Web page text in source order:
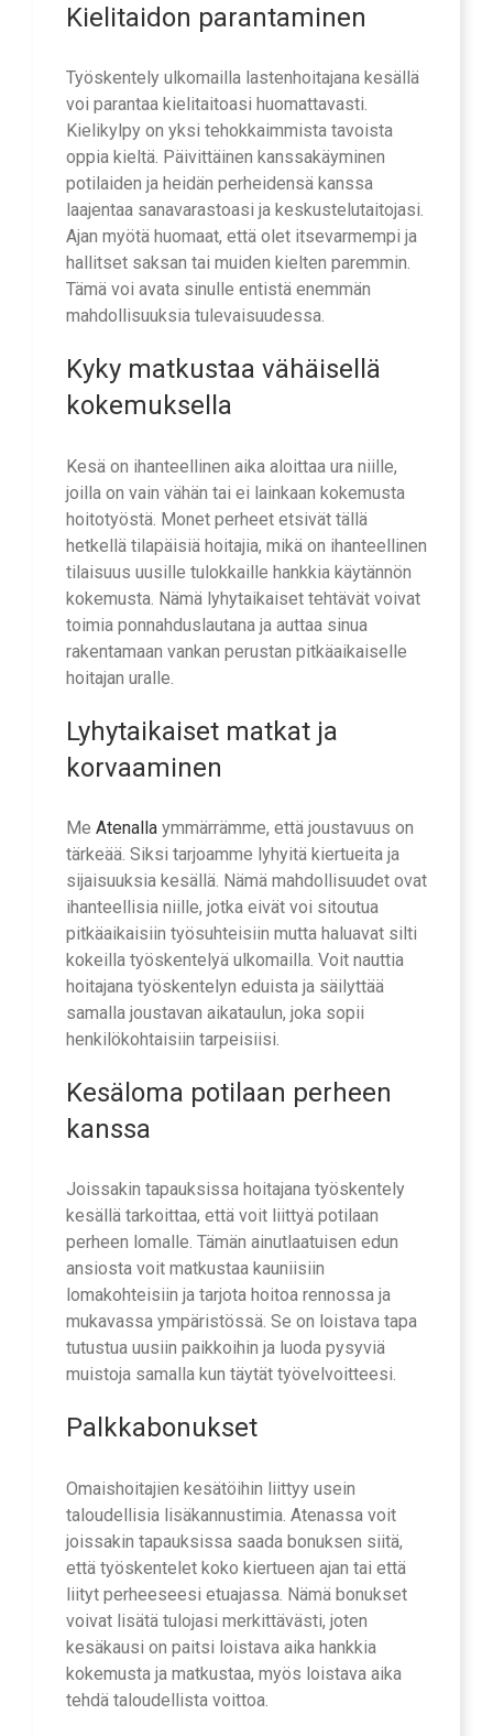
Kielitaidon parantaminen
Työskentely ulkomailla lastenhoitajana kesällä
voi parantaa kielitaitoasi huomattavasti.
Kielikylpy on yksi tehokkaimmista tavoista
oppia kieltä. Päivittäinen kanssakäyminen
potilaiden ja heidän perheidensä kanssa
laajentaa sanavarastoasi ja keskustelutaitojasi.
Ajan myötä huomaat, että olet itsevarmempi ja
hallitset saksan tai muiden kielten paremmin.
Tämä voi avata sinulle entistä enemmän
mahdollisuuksia tulevaisuudessa.
Kyky matkustaa vähäisellä
kokemuksella
Kesä on ihanteellinen aika aloittaa ura niille,
joilla on vain vähän tai ei lainkaan kokemusta
hoitotyöstä. Monet perheet etsivät tällä
hetkellä tilapäisiä hoitajia, mikä on ihanteellinen
tilaisuus uusille tulokkaille hankkia käytännön
kokemusta. Nämä lyhytaikaiset tehtävät voivat
toimia ponnahduslautana ja auttaa sinua
rakentamaan vankan perustan pitkäaikaiselle
hoitajan uralle.
Lyhytaikaiset matkat ja
korvaaminen
Me Atenalla ymmärrämme, että joustavuus on
tärkeää. Siksi tarjoamme lyhyitä kiertueita ja
sijaisuuksia kesällä. Nämä mahdollisuudet ovat
ihanteellisia niille, jotka eivät voi sitoutua
pitkäaikaisiin työsuhteisiin mutta haluavat silti
kokeilla työskentelyä ulkomailla. Voit nauttia
hoitajana työskentelyn eduista ja säilyttää
samalla joustavan aikataulun, joka sopii
henkilökohtaisiin tarpeisiisi.
Kesäloma potilaan perheen
kanssa
Joissakin tapauksissa hoitajana työskentely
kesällä tarkoittaa, että voit liittyä potilaan
perheen lomalle. Tämän ainutlaatuisen edun
ansiosta voit matkustaa kauniisiin
lomakohteisiin ja tarjota hoitoa rennossa ja
mukavassa ympäristössä. Se on loistava tapa
tutustua uusiin paikkoihin ja luoda pysyviä
muistoja samalla kun täytät työvelvoitteesi.
Palkkabonukset
Omaishoitajien kesätöihin liittyy usein
taloudellisia lisäkannustimia. Atenassa voit
joissakin tapauksissa saada bonuksen siitä,
että työskentelet koko kiertueen ajan tai että
liityt perheeseesi etuajassa. Nämä bonukset
voivat lisätä tulojasi merkittävästi, joten
kesäkausi on paitsi loistava aika hankkia
kokemusta ja matkustaa, myös loistava aika
tehdä taloudellista voittoa.